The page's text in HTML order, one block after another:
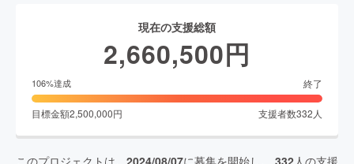
現在の支援総額
2,660,500円
106%達成 終了
目標金額2,500,000円 支援者数332 人
このプロジェクトは、 2024/08/07に募集を開始し、 332人の支援